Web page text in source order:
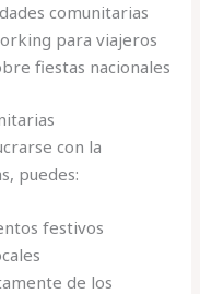
comunitarias
para viajeros
fiestas nacionales
con la
puedes:
festivos
de los